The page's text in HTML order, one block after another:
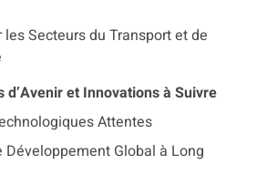
Secteurs du Transport et de
d’Avenir et Innovations à Suivre
Attentes
Développement Global à Long